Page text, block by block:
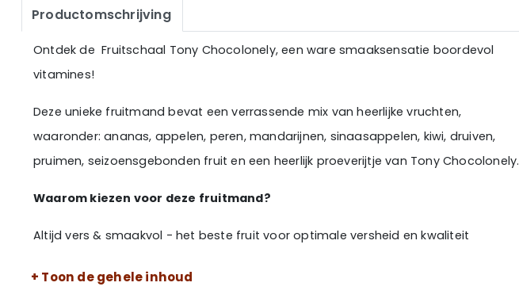
Productomschrijving
Ontdek de Fruitschaal Tony Chocolonely, een ware smaaksensatie boordevol
vitamines!
Deze unieke fruitmand bevat een verrassende mix van heerlijke vruchten,
waaronder: ananas, appelen, peren, mandarijnen, sinaasappelen, kiwi, druiven,
pruimen, seizoensgebonden fruit en een heerlijk proeverijtje van Tony Chocolonely.
Waarom kiezen voor deze fruitmand?
Altijd vers & smaakvol - het beste fruit voor optimale versheid en kwaliteit
Supersnel bezorgd - Levering door heel Nederland & België
+ Toon de gehele inhoud